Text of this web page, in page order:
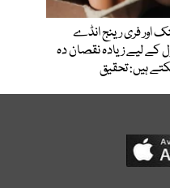
اور فری رینج انڈے
کے لیے زیادہ نقصان دہ
ہیں: تحقیق